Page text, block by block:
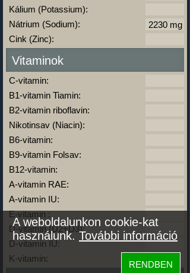
Kálium (Potassium):
Nátrium (Sodium):
Cink (Zinc):
Vitaminok
C-vitamin:
B1-vitamin Tiamin:
B2-vitamin riboflavin:
Nikotinsav (Niacin):
B6-vitamin:
B9-vitamin Folsav:
B12-vitamin:
A-vitamin RAE:
A-vitamin IU:
E-vitamin :
D-vitamin (D2+D3):
D-vitamin IU:
K-vitamin:
A weboldalunkon cookie-kat
használunk.További információ
RENDBEN